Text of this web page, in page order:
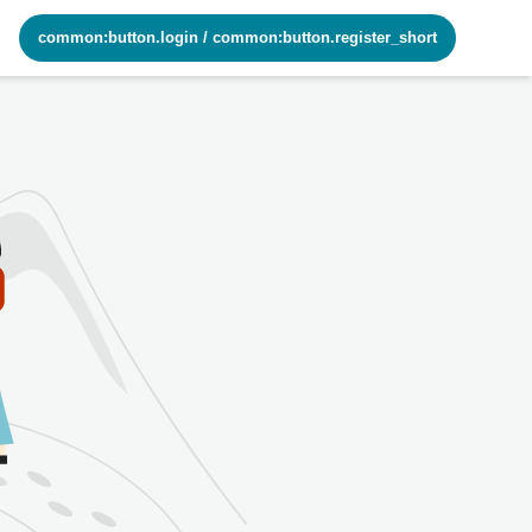
common:button.login / common:button.register_short